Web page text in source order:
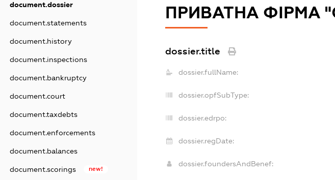
document.dossier
document.statements
document.history
document.inspections
document.bankruptcy
document.court
document.taxdebts
document.enforcements
document.balances
document.scorings new!
ПРИВАТНА ФІРМА
dossier.title
dossier.fullName:
dossier.opfSubType:
dossier.edrpo:
dossier.regDate:
dossier.foundersAndBenef: